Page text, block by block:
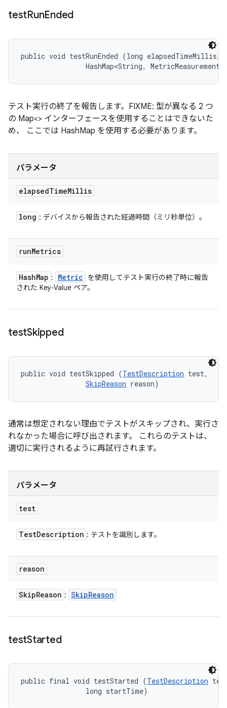
testRunEnded
public void testRunEnded (long elapsedTimeMillis,
HashMap<String,
テスト実行の終了を報告します。FIXME: 型が異なる 2 つ
の Map<> インターフェースを使用することはできないた
め、 ここでは HashMap を使用する必要があります。
パラメータ
elapsedTimeMillis
long : デバイスから報告された経過時間（ミリ秒単位）。
runMetrics
HashMap : Metric
を使用してテスト実行の終了時に報告
された Key-Value ペア。
testSkipped
public void testSkipped (TestDescription test,
SkipReason reason)
通常は想定されない理由でテストがスキップされ、実行さ
れなかった場合に呼び出されます。 これらのテストは、
適切に実行されるように再試行されます。
パラメータ
test
TestDescription : テストを識別します。
reason
SkipReason : SkipReason
testStarted
public final void testStarted (TestDescription
                long startTime)